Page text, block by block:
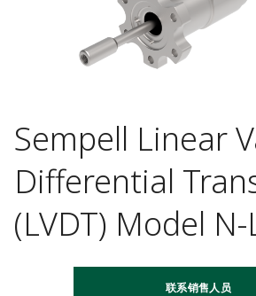
Sempell Linear
Differential
(LVDT) Model N-
联系销售人员